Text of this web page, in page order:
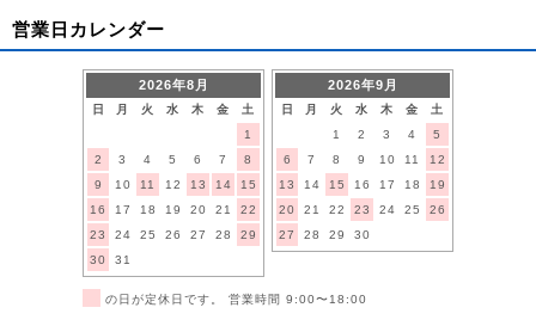
営業日カレンダー
2026年8月
日 月 火 水 木 金
土
1
2
3 4 5 6 7
8
9
10 11 12 13 14
15
16
17 18 19 20 21
22
23
24 25 26 27 28
29
30
31
2026年9月
日 月 火 水 木 金
土
1
2 3 4
5
6
7 8 9 10 11
12
13
14 15 16 17 18
19
20
21 22 23 24 25
26
27
28 29 30
の日が定休日です。 営業時間 9:00〜18:00